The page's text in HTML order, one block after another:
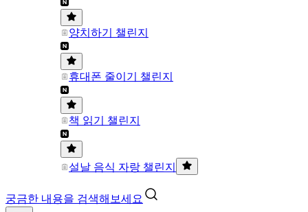
양치하기 챌린지
휴대폰 줄이기 챌린지
책 읽기 챌린지
설날 음식 자랑 챌린지
궁금한 내용을 검색해보세요